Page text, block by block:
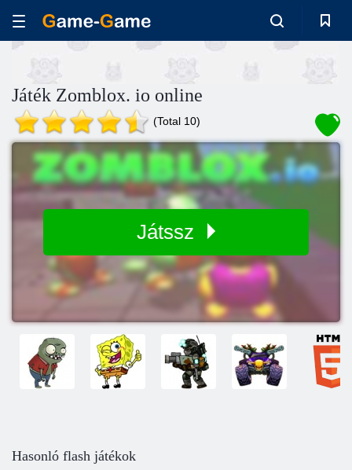
Játék Zomblox. io online
(Total 10)
Játssz
Hasonló flash játékok